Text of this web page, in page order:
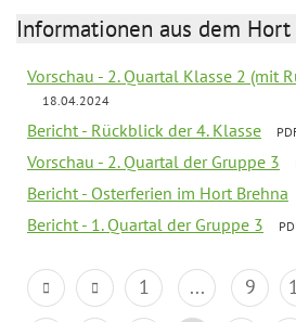
Informationen aus dem Hort
Vorschau - 2. Quartal Klasse 2 (mit
18.04.2024
Bericht - Rückblick der 4. Klasse
Vorschau - 2. Quartal der Gruppe 3
Bericht - Osterferien im Hort Brehna
Bericht - 1. Quartal der Gruppe 3
1 ... 9